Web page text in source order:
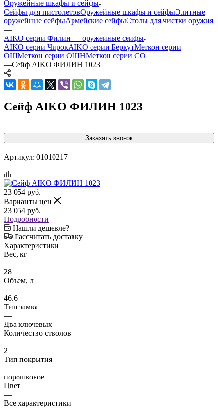
Оружейные шкафы и сейфы
Сейфы для пистолетовОружейные шкафы и сейфыЭлитные
оружейные сейфыАрмейские сейфыСтолы для чистки оружия
—
AIKO серии Филин — оружейные сейфы
AIKO серии ЧирокAIKO серии БеркутМеткон серии
ОШМеткон серии ОШНМеткон серии СО
—Сейф AIKO ФИЛИН 1023
Сейф AIKO ФИЛИН 1023
Заказать звонок
Артикул: 01010217
23 054 руб.
Варианты цен
23 054 руб.
Подробности
Нашли дешевле?
Рассчитать доставку
Характеристики
Вес, кг
—
28
Объем, л
—
46.6
Тип замка
—
Два ключевых
Количество стволов
—
2
Тип покрытия
—
порошковое
Цвет
—
Все характеристики